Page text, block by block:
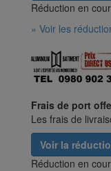
Réduction en
» Voir les
Frais de port
Les frais de
Voir la
Réduction en